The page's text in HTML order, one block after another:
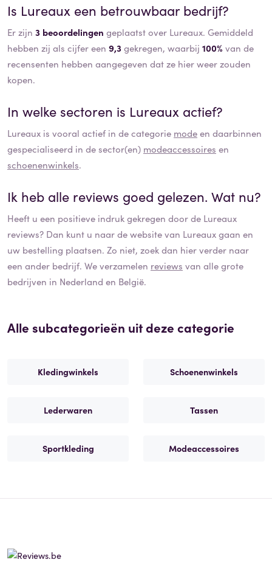
Is Lureaux een betrouwbaar bedrijf?
Er zijn 3 beoordelingen geplaatst over Lureaux. Gemiddeld
hebben zij als cijfer een 9,3gekregen, waarbij 100% van de
recensenten hebben aangegeven dat ze hier weer zouden
kopen.
In welke sectoren is Lureaux actief?
Lureaux is vooral actief in de categorie modeen daarbinnen
gespecialiseerd in de sector(en) modeaccessoires en
schoenenwinkels.
Ik heb alle reviews goed gelezen. Wat nu?
Heeft u een positieve indruk gekregen door de Lureaux
reviews? Dan kunt u naar de website van Lureauxgaan en
uw bestelling plaatsen. Zo niet, zoek dan hier verder naar
een ander bedrijf. We verzamelen reviews van alle grote
bedrijven in Nederland en België.
Alle subcategorieën uit deze categorie
Kledingwinkels Schoenenwinkels
Lederwaren Tassen
Sportkleding Modeaccessoires